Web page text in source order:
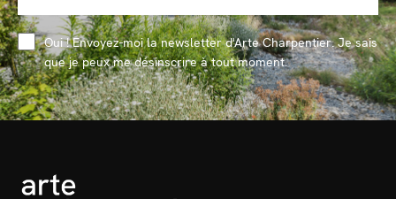
Oui ! Envoyez-moi la newsletter d'Arte Charpentier. Je sais
que je peux me désinscrire à tout moment.